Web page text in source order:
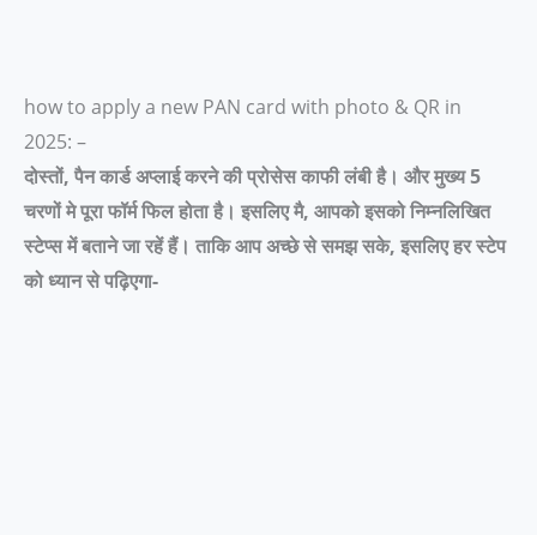
how to apply a new PAN card with photo & QR in
2025: –
दोस्तों, पैन कार्ड अप्लाई करने की प्रोसेस काफी लंबी है। और मुख्य 5
चरणों मे पूरा फॉर्म फिल होता है। इसलिए मै, आपको इसको निम्नलिखित
स्टेप्स में बताने जा रहें हैं। ताकि आप अच्छे से समझ सके, इसलिए हर स्टेप
को ध्यान से पढ़िएगा-